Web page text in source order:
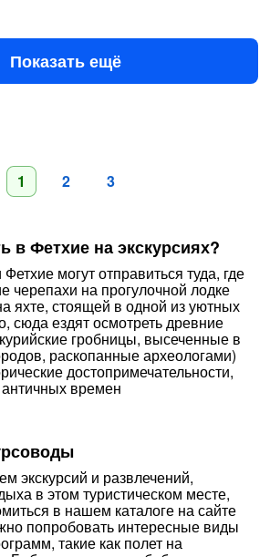
Показать ещё
1 2 3
в Фетхие на экскурсиях?
могут отправиться туда, где
черепахи на прогулочной лодке
яхте, стоящей в одной из уютных
сюда ездят осмотреть древние
гробницы, высеченные в
раскопанные археологами)
достопримечательности,
времен
экскурсий и развлечений,
в этом туристическом месте,
в нашем каталоге на сайте
попробовать интересные виды
такие как полет на